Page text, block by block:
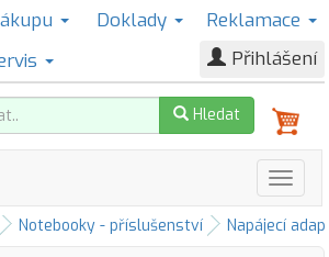
Doklady
Reklamace
Přihlášení
Hledat
Notebooky - příslušenství Napájecí